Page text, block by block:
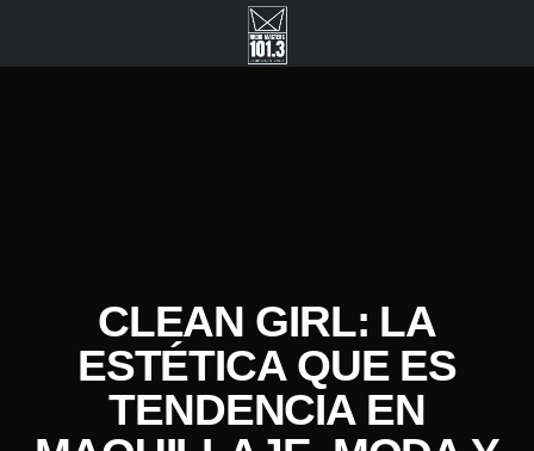
CLEAN GIRL: LA
ESTÉTICA QUE ES
TENDENCIA EN